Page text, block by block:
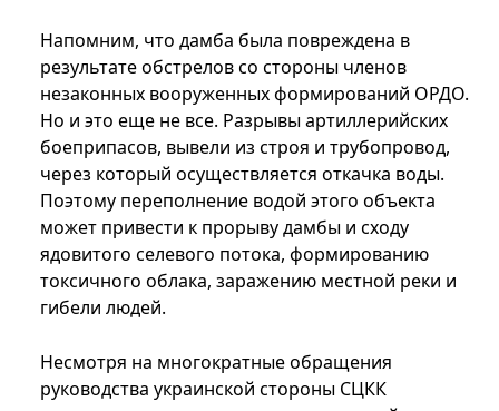
Напомним, что дамба была повреждена в
результате обстрелов со стороны членов
незаконных вооруженных формирований ОРДО.
Но и это еще не все. Разрывы артиллерийских
боеприпасов, вывели из строя и трубопровод,
через который осуществляется откачка воды.
Поэтому переполнение водой этого объекта
может привести к прорыву дамбы и сходу
ядовитого селевого потока, формированию
токсичного облака, заражению местной реки и
гибели людей.
Несмотря на многократные обращения
руководства украинской стороны СЦКК